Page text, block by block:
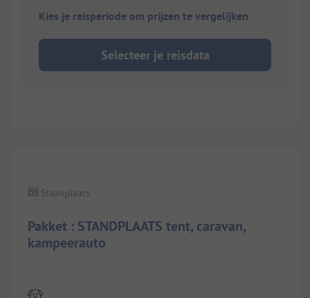
Kies je reisperiode om prijzen te vergelijken
Selecteer je reisdata
Pakket : STANDPLAATS tent, caravan,
kampeerauto
Staanplaats